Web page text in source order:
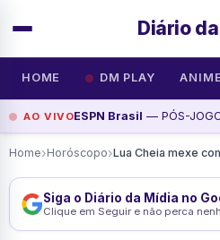
Diário da
HOME DM PLAY ANIME
AO VIVOESPN Brasil — PÓS-JOGO COMPLETO DE
Home›Horóscopo›
Siga o Diário da Mídia no
Clique em Seguir e não perca